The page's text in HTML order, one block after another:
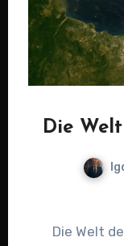
Die
Die Welt